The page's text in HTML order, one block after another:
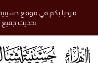
مرحبا بكم في موقع حسينية
تحديث جميع